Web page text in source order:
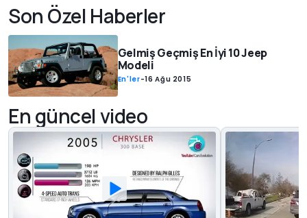
Son Özel Haberler
Gelmiş Geçmiş En İyi 10 Jeep
Modeli
En'ler-16 Ağu 2015
En güncel video